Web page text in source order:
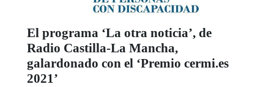
El programa ‘La otra noticia’, de
Radio Castilla-La Mancha,
galardonado con el ‘Premio cermi.es
2021’